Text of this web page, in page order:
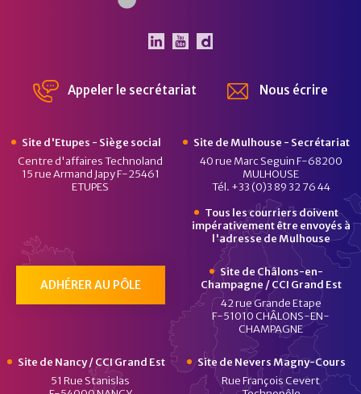
Appeler le secrétariat Nous écrire
Site d'Etupes - Siège social
Centre d'affaires Technoland
15 rue Armand Japy F-25461
ETUPES
Site de Mulhouse - Secrétariat
40 rue Marc Seguin F-68200
MULHOUSE
Tél. +33 (0)3 89 32 76 44
Tous les courriers doivent
impérativement être envoyés à
l'adresse de Mulhouse
ADHÉRER AU PÔLE
Site de Châlons-en-
Champagne / CCI Grand Est
42 rue Grande Etape
F-51010 CHÂLONS-EN-
CHAMPAGNE
Site de Nancy / CCI Grand Est
51 Rue Stanislas
Site de Nevers Magny-Cours
Rue François Cevert